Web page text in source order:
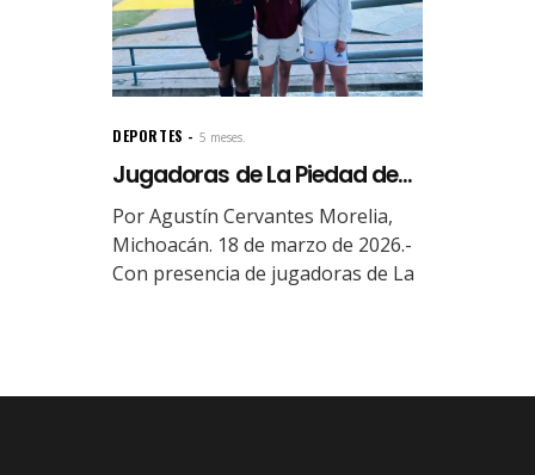
DEPORTES 5 meses.
Jugadoras de La Piedad de...
Por Agustín Cervantes Morelia,
Michoacán. 18 de marzo de 2026.-
Con presencia de jugadoras de La